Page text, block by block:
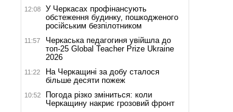
12:08
У Черкасах профінансують
обстеження будинку, пошкодженого
російським безпілотником
11:57
Черкаська педагогиня увійшла до
топ-25 Global Teacher Prize Ukraine
2026
11:22
На Черкащині за добу сталося
більше десяти пожеж
10:52
Погода різко зміниться: коли
Черкащину накриє грозовий фронт